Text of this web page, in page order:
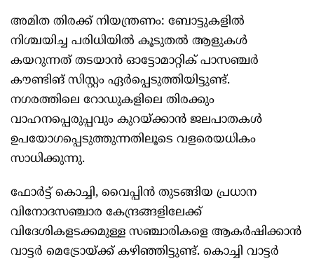
അമിത തിരക്ക് നിയന്ത്രണം: ബോട്ടുകളിൽ
നിശ്ചയിച്ച പരിധിയിൽ കൂടുതൽ ആളുകൾ
കയറുന്നത് തടയാൻ ഓട്ടോമാറ്റിക് പാസഞ്ചർ
കൗണ്ടിങ് സിസ്റ്റം ഏർപ്പെടുത്തിയിട്ടുണ്ട്.
നഗരത്തിലെ റോഡുകളിലെ തിരക്കും
വാഹനപ്പെരുപ്പവും കുറയ്ക്കാൻ ജലപാതകൾ
ഉപയോഗപ്പെടുത്തുന്നതിലൂടെ വളരെയധികം
സാധിക്കുന്നു.
ഫോർട്ട് കൊച്ചി, വൈപ്പിൻ തുടങ്ങിയ പ്രധാന
വിനോദസഞ്ചാര കേന്ദ്രങ്ങളിലേക്ക്
വിദേശികളടക്കമുള്ള സഞ്ചാരികളെ ആകർഷിക്കാൻ
വാട്ടർ മെട്രോയ്ക്ക് കഴിഞ്ഞിട്ടുണ്ട്. കൊച്ചി വാട്ടർ